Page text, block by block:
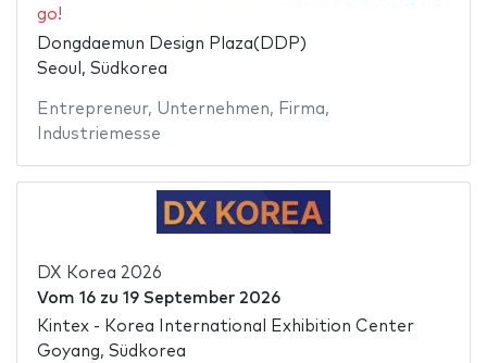
go!
Dongdaemun Design Plaza(DDP)
Seoul, Südkorea
Entrepreneur, Unternehmen, Firma,
Industriemesse
DX Korea 2026
Vom 16zu 19 September 2026
Kintex - Korea International Exhibition Center
Goyang, Südkorea